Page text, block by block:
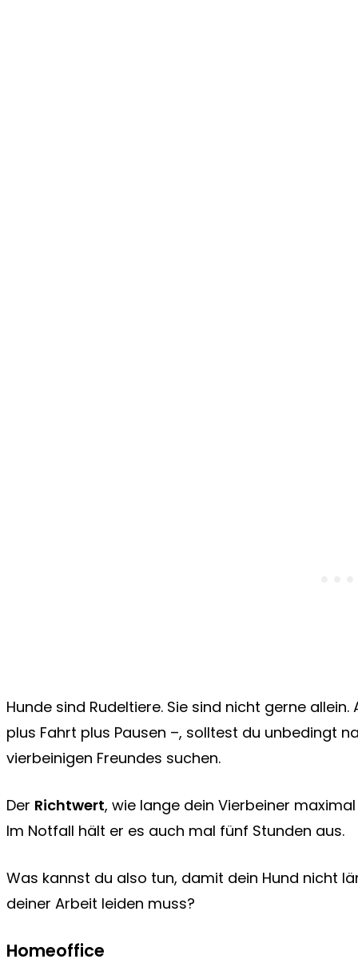
Hunde sind Rudeltiere. Sie sind nicht gerne
plus Fahrt plus Pausen –, solltest du unbedingt
vierbeinigen Freundes suchen.
Der Richtwert, wie lange dein Vierbeiner
Im Notfall hält er es auch mal fünf Stunden aus.
Was kannst du also tun, damit dein Hund nicht
deiner Arbeit leiden muss?
Homeoffice